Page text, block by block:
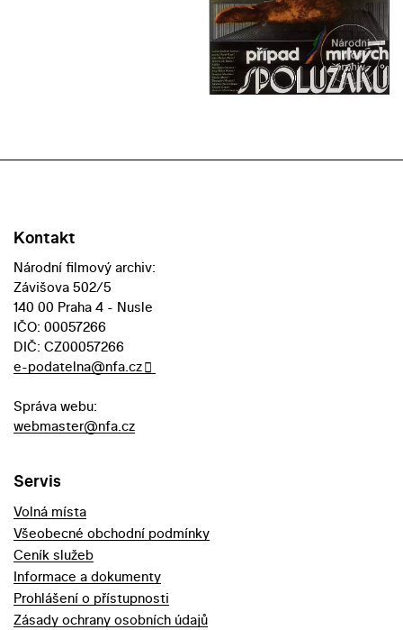
Kontakt
Národní filmový archiv:
Závišova 502/5
140 00 Praha 4 - Nusle
IČO: 00057266
DIČ: CZ00057266
e-podatelna@nfa.cz
Správa webu:
webmaster@nfa.cz
Servis
Volná místa
Všeobecné obchodní podmínky
Ceník služeb
Informace a dokumenty
Prohlášení o přístupnosti
Zásady ochrany osobních údajů